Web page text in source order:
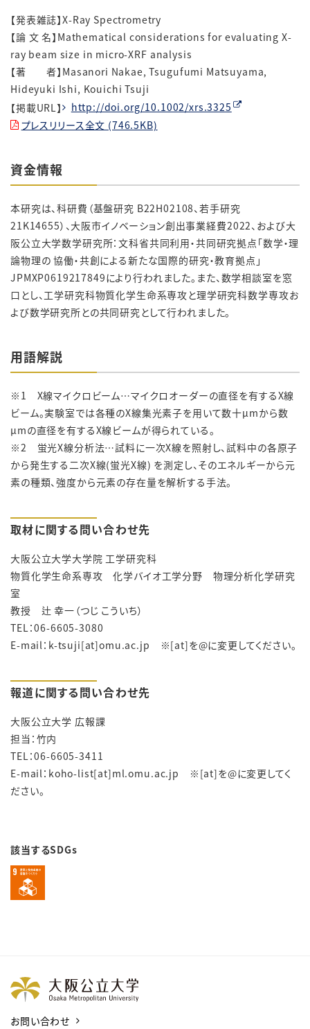
【発表雑誌】X-Ray Spectrometry
【論 文 名】Mathematical considerations for evaluating X-
ray beam size in micro-XRF analysis
【著 者】Masanori Nakae, Tsugufumi Matsuyama,
Hideyuki Ishi, Kouichi Tsuji
【掲載URL】
http://doi.org/10.1002/xrs.3325
プレスリリース全文 (746.5KB)
資金情報
本研究は、科研費（基盤研究 B22H02108、若手研究
21K14655）、大阪市イノベーション創出事業経費2022、および大
阪公立大学数学研究所：文科省共同利用・共同研究拠点「数学・理
論物理の 協働・共創による新たな国際的研究・教育拠点」
JPMXP0619217849により行われました。また、数学相談室を窓
口とし、工学研究科物質化学生命系専攻と理学研究科数学専攻お
よび数学研究所との共同研究として行われました。
用語解説
※1 X線マイクロビーム…マイクロオーダーの直径を有するX線
ビーム。実験室では各種のX線集光素子を用いて数十μmから数
μmの直径を有するX線ビームが得られている。
※2 蛍光X線分析法…試料に一次X線を照射し、試料中の各原子
から発生する二次X線(蛍光X線) を測定し、そのエネルギーから元
素の種類、強度から元素の存在量を解析する手法。
取材に関する問い合わせ先
大阪公立大学大学院 工学研究科
物質化学生命系専攻 化学バイオ工学分野 物理分析化学研究
室
教授 辻 幸一（つじ こういち）
TEL：06-6605-3080
E-mail：k-tsuji[at]omu.ac.jp ※[at]を@に変更してください。
報道に関する問い合わせ先
大阪公立大学 広報課
担当：竹内
TEL：06-6605-3411
E-mail：koho-list[at]ml.omu.ac.jp ※[at]を@に変更してく
ださい。
該当するSDGs
お問い合わせ